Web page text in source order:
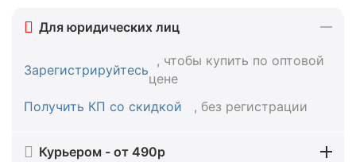
Для юридических лиц
Зарегистрируйтесь
, чтобы купить по оптовой
цене
Получить КП со скидкой
, без регистрации
Курьером - от 490р